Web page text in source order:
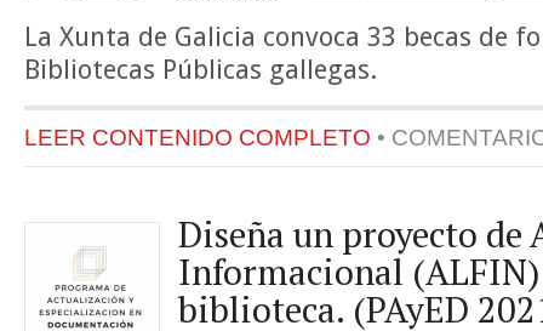
La Xunta de Galicia convoca 33 becas de
Bibliotecas Públicas gallegas.
LEER CONTENIDO COMPLETO •
Diseña un proyecto
Informacional
biblioteca. (PAyED